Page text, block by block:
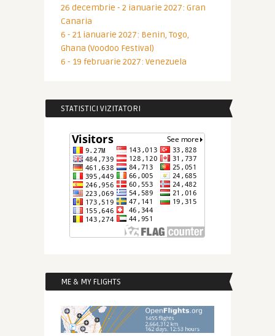
26 decembrie - 2 ianuarie 2027: Gran
Canaria
6 - 21 ianuarie 2027: Benin, Togo,
Ghana (Voodoo Festival)
6 - 19 februarie 2027: Venezuela
STATISTICI VIZITATORI
ME & MY FLIGHTS